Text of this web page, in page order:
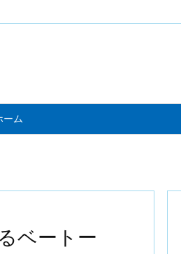
ーム
ベートー